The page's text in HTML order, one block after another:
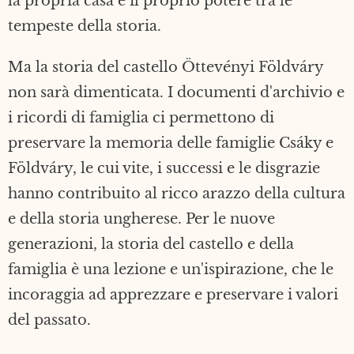
tempeste della storia.
Ma la storia del castello Öttevényi Földváry
non sarà dimenticata. I documenti d'archivio e
i ricordi di famiglia ci permettono di
preservare la memoria delle famiglie Csáky e
Földváry, le cui vite, i successi e le disgrazie
hanno contribuito al ricco arazzo della cultura
e della storia ungherese. Per le nuove
generazioni, la storia del castello e della
famiglia è una lezione e un'ispirazione, che le
incoraggia ad apprezzare e preservare i valori
del passato.